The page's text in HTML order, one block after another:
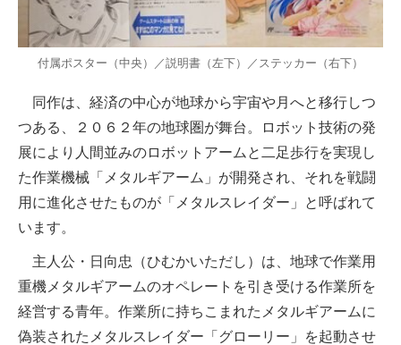
付属ポスター（中央）／説明書（左下）／ステッカー（右下）
同作は、経済の中心が地球から宇宙や月へと移行しつ
つある、２０６２年の地球圏が舞台。ロボット技術の発
展により人間並みのロボットアームと二足歩行を実現し
た作業機械「メタルギアーム」が開発され、それを戦闘
用に進化させたものが「メタルスレイダー」と呼ばれて
います。
主人公・日向忠（ひむかいただし）は、地球で作業用
重機メタルギアームのオペレートを引き受ける作業所を
経営する青年。作業所に持ちこまれたメタルギアームに
偽装されたメタルスレイダー「グローリー」を起動させ